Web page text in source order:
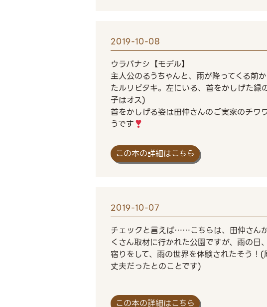
2019-10-08
ウラバナシ【モデル】
主人公のるうちゃんと、雨が降ってくる前
たルリビタキ。左にいる、首をかしげた緑
子はオス)
首をかしげる姿は田仲さんのご実家のチワ
うです
この本の詳細はこちら
2019-10-07
チェックと言えば……こちらは、田仲さん
くさん取材に行かれた公園ですが、雨の日
宿りをして、雨の世界を体験されたそう
丈夫だったとのことです)
この本の詳細はこちら